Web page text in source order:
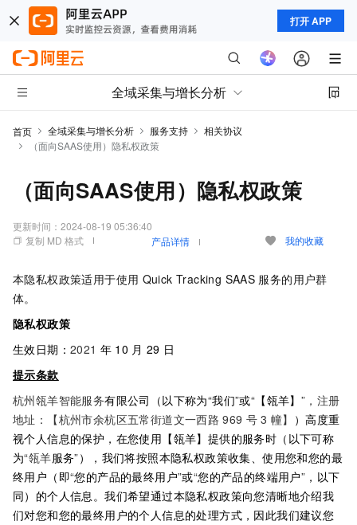
打开 APP
全域采集与增长分析
首页 全域采集与增长分析 服务支持
相关协议
（面向SAAS使用）隐私权政策
（面向SAAS使用）隐私权政策
更新时间： 2024-08-19 05:36:40
复制 MD 格式
产品详情 我的收藏
本隐私权政策适用于使用 Quick Tracking SAAS 服务的用户群
体。
隐私权政策
生效日期： 2021 年 10 月 29 日
提示条款
杭州瓴羊智能服务有限公司（以下称为“我们”或“ 【瓴羊】 ”，注册
地址：【杭州市余杭区五常街道文一西路 969 号 3 幢】 ）高度重
视个人信息的保护，在您使用【瓴羊】提供的服务时（以下可称
为“瓴羊服务”），我们将按照本隐私权政策收集、使用您和您的最
终用户（即“您的产品的最终用户”或“您的产品的终端用户” ，以下
同）的个人信息。我们希望通过本隐私权政策向您清晰地介绍我
们对您和您的最终用户的个人信息的处理方式，因此我们建议您